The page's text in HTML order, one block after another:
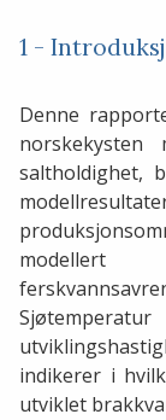
1 -
Denne
saltholdighet,
modellert
indikerer i
utviklet